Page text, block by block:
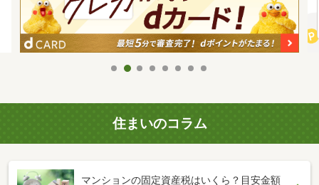
住まいのコラム
マンションの固定資産税はいくら？目安金額